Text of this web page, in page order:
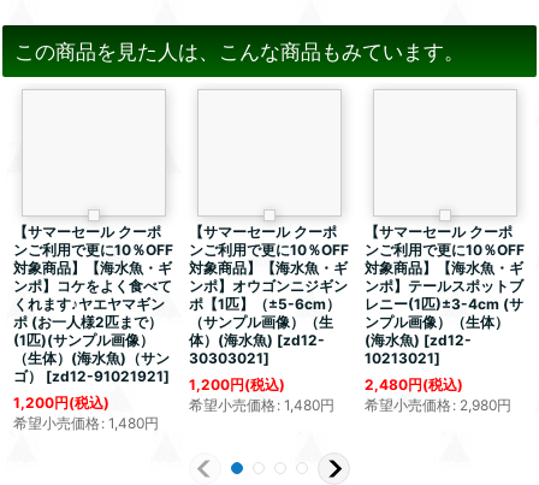
この商品を見た人は、こんな商品もみています。
【サマーセール クーポ
ンご利用で更に10％OFF
対象商品】【海水魚・ギ
ンポ】コケをよく食べて
くれます♪ヤエヤマギン
ポ (お一人様2匹まで）
(1匹)(サンプル画像）
（生体）(海水魚)（サン
ゴ）
[zd12-91021921]
1,200円(税込)
希望小売価格: 1,480円
【サマーセール クーポ
ンご利用で更に10％OFF
対象商品】【海水魚・ギ
ンポ】オウゴンニジギン
ポ【1匹】（±5-6cm）
（サンプル画像）（生
体）(海水魚) [zd12-
30303021]
1,200円(税込)
希望小売価格: 1,480円
【サマーセール クーポ
ンご利用で更に10％OFF
対象商品】【海水魚・ギ
ンポ】テールスポットブ
レニー(1匹)±3-4cm (サ
ンプル画像）（生体）
(海水魚) [zd12-
10213021]
2,480円(税込)
希望小売価格: 2,980円